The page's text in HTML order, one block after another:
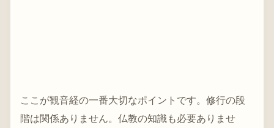
ここが観音経の一番大切なポイントです。修行の段
階は関係ありません。仏教の知識も必要ありませ